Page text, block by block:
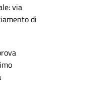
via
di